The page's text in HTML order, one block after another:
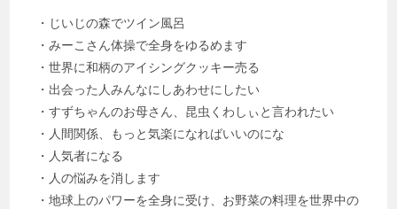
・じいじの森でツイン風呂
・みーこさん体操で全身をゆるめます
・世界に和柄のアイシングクッキー売る
・出会った人みんなにしあわせにしたい
・すずちゃんのお母さん、昆虫くわしぃと言われたい
・人間関係、もっと気楽になればいいのにな
・人気者になる
・人の悩みを消します
・地球上のパワーを全身に受け、お野菜の料理を世界中の